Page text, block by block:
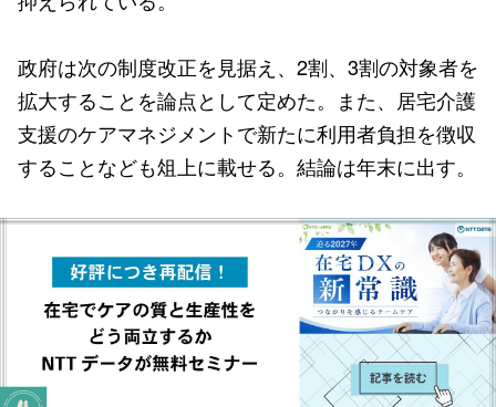
政府は次の制度改正を見据え、2割、3割の対象者を
拡大することを論点として定めた。また、居宅介護
支援のケアマネジメントで新たに利用者負担を徴収
することなども俎上に載せる。結論は年末に出す。